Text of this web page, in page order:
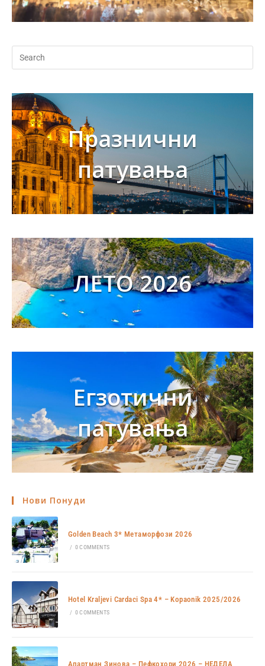
Празнични
патувања
ЛЕТО 2026
Егзотични
патувања
Нови Понуди
Golden Beach 3* Метаморфози 2026
/ 0 COMMENTS
Hotel Kraljevi Cardaci Spa 4* – Kopaonik 2025/2026
/ 0 COMMENTS
Апартман Зинова – Пефкохори 2026 – НЕДЕЛА